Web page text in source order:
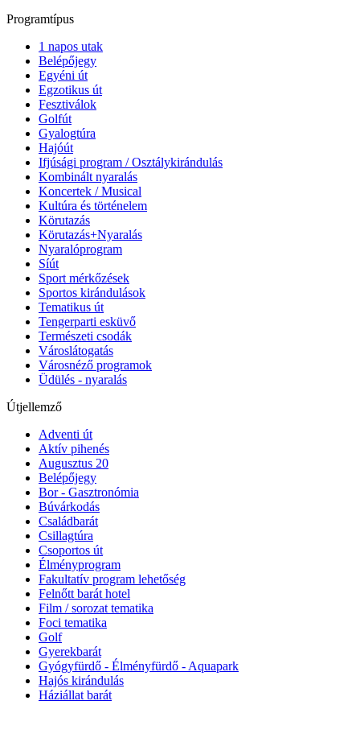
Programtípus
1 napos utak
Belépőjegy
Egyéni út
Egzotikus út
Fesztiválok
Golfút
Gyalogtúra
Hajóút
Ifjúsági program / Osztálykirándulás
Kombinált nyaralás
Koncertek / Musical
Kultúra és történelem
Körutazás
Körutazás+Nyaralás
Nyaralóprogram
Síút
Sport mérkőzések
Sportos kirándulások
Tematikus út
Tengerparti esküvő
Természeti csodák
Városlátogatás
Városnéző programok
Üdülés - nyaralás
Útjellemző
Adventi út
Aktív pihenés
Augusztus 20
Belépőjegy
Bor - Gasztronómia
Búvárkodás
Családbarát
Csillagtúra
Csoportos út
Élményprogram
Fakultatív program lehetőség
Felnőtt barát hotel
Film / sorozat tematika
Foci tematika
Golf
Gyerekbarát
Gyógyfürdő - Élményfürdő - Aquapark
Hajós kirándulás
Háziállat barát